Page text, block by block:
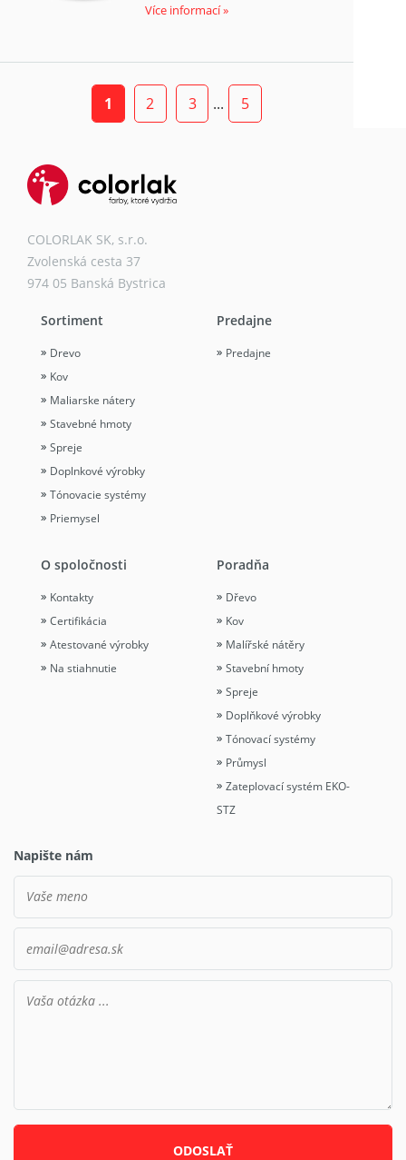
Více informací »
1 2 3 ... 5
COLORLAK SK, s.r.o.
Zvolenská cesta 37
974 05 Banská Bystrica
Sortiment
Drevo
Kov
Maliarske nátery
Stavebné hmoty
Spreje
Doplnkové výrobky
Tónovacie systémy
Priemysel
Predajne
Predajne
O spoločnosti
Kontakty
Certifikácia
Atestované výrobky
Na stiahnutie
Poradňa
Dřevo
Kov
Malířské nátěry
Stavební hmoty
Spreje
Doplňkové výrobky
Tónovací systémy
Průmysl
Zateplovací systém EKO-
STZ
Napište nám